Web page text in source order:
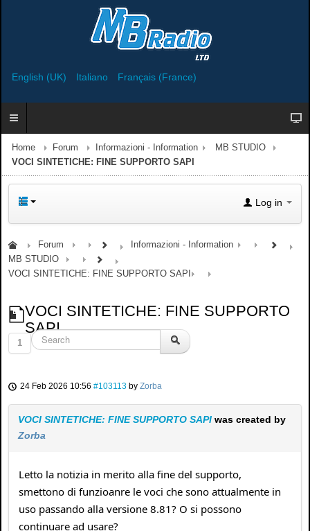
English (UK) Italiano Français (France)
Home Forum Informazioni - Information
MB STUDIO
VOCI SINTETICHE: FINE SUPPORTO SAPI
Log in
Forum
Informazioni - Information
MB STUDIO
VOCI SINTETICHE: FINE SUPPORTO SAPI
VOCI SINTETICHE: FINE SUPPORTO
SAPI
1
24 Feb 2026 10:56 #103113 by Zorba
VOCI SINTETICHE: FINE SUPPORTO SAPI was created by
Zorba
Letto la notizia in merito alla fine del supporto,
smettono di funzioanre le voci che sono attualmente in
uso passando alla versione 8.81? O si possono
continuare ad usare?